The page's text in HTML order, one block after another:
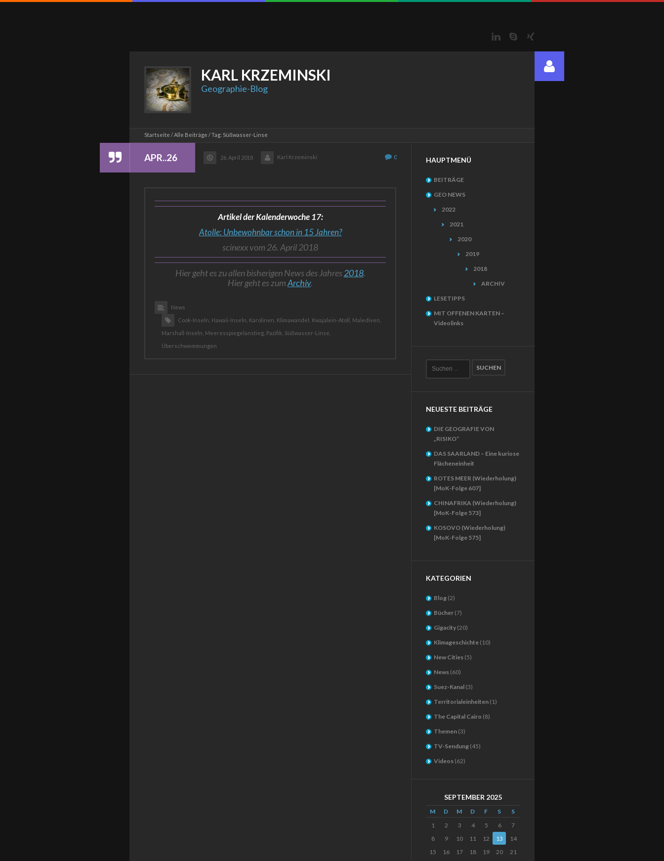
LinkedInSkype
KARL KRZEMINSKI
Geographie-Blog
Startseite Alle Beiträge Tag: Süßwasser-Linse
APR..26 26. April 2018 0
Karl Krzeminski
Artikel der Kalenderwoche 17:
Atolle: Unbewohnbar schon in 15 Jahren?
scinexx vom 26. April 2018
Hier geht es zu allen bisherigen News des Jahres2018.
Hier geht es zumArchiv.
News
Cook-Inseln, Hawaii-Inseln, Karolinen, Klimawandel, Kwajalein-Atoll, Malediven,
Marshall-Inseln, Meeresspiegelanstieg, Pazifik, Süßwasser-Linse,
Überschwemmungen
HAUPTMENÜ
BEITRÄGE
GEO NEWS
2022
2021
2020
2019
2018
ARCHIV
LESETIPPS
MIT OFFENEN KARTEN –
Videolinks
NEUESTE BEITRÄGE
DIE GEOGRAFIE VON
„RISIKO“
DAS SAARLAND – Eine kuriose
Flächeneinheit
ROTES MEER (Wiederholung)
[MoK-Folge 607]
CHINAFRIKA (Wiederholung)
[MoK-Folge 573]
KOSOVO (Wiederholung)
[MoK-Folge 575]
KATEGORIEN
Blog (2)
Bücher (7)
Gigacity (20)
Klimageschichte (10)
New Cities (5)
News (60)
Suez-Kanal (3)
Territorialeinheiten (1)
The Capital Cairo (8)
Themen (3)
TV-Sendung (45)
Videos (62)
SEPTEMBER 2025
M D M D F S
S
1
2 3 4 5 6
7
8
9 10 11 12 13
14
15
16 17 18 19 20
21